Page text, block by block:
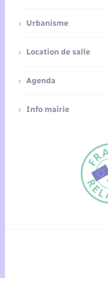
Urbanisme
Location de salle
Agenda
Info mairie